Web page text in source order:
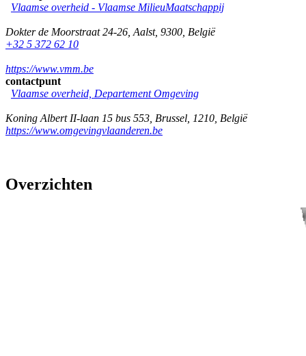
Vlaamse overheid - Vlaamse MilieuMaatschappij
Dokter de Moorstraat 24-26 Aalst, 9300 België
+32 5 372 62 10
https://www.vmm.be
contactpunt
Vlaamse overheid, Departement Omgeving
Koning Albert II-laan 15 bus 553 Brussel 1210 België
https://www.omgevingvlaanderen.be
Overzichten